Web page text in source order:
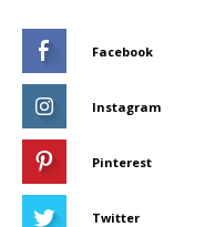
Facebook
Instagram
Pinterest
Twitter